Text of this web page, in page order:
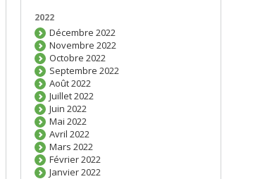
2022
Décembre 2022
Novembre 2022
Octobre 2022
Septembre 2022
Août 2022
Juillet 2022
Juin 2022
Mai 2022
Avril 2022
Mars 2022
Février 2022
Janvier 2022